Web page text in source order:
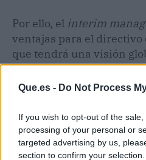
Que.es - Do Not Process
If you wish to opt-out of the
processing of your personal or
targeted advertising by us,
section to confirm your
Por ello, el interim
ventajas para el directivo
que tendrá una visión
como un enfoque claro y
tiempo de ejecución de
trabajo claro, con un
cual aumentará la
del ejecutivo al mismo